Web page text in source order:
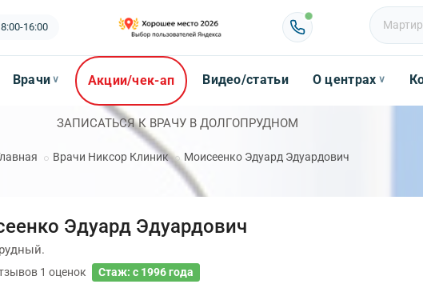
16:00
Врачи ∨ Акции/чек-ап Видео/статьи О центрах ∨
ЗАПИСАТЬСЯ К ВРАЧУ В ДОЛГОПРУДНОМ
Врачи Никсор Клиник Моисеенко Эдуард Эдуардович
Эдуард Эдуардович
1 оценок Стаж: с 1996 года